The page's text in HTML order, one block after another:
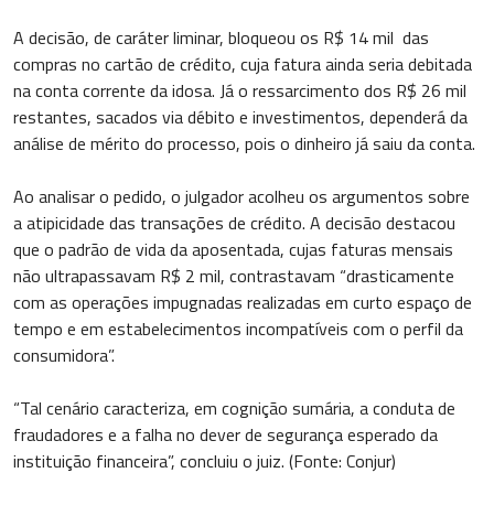
A decisão, de caráter liminar, bloqueou os R$ 14 mil das
compras no cartão de crédito, cuja fatura ainda seria debitada
na conta corrente da idosa. Já o ressarcimento dos R$ 26 mil
restantes, sacados via débito e investimentos, dependerá da
análise de mérito do processo, pois o dinheiro já saiu da conta.
Ao analisar o pedido, o julgador acolheu os argumentos sobre
a atipicidade das transações de crédito. A decisão destacou
que o padrão de vida da aposentada, cujas faturas mensais
não ultrapassavam R$ 2 mil, contrastavam “drasticamente
com as operações impugnadas realizadas em curto espaço de
tempo e em estabelecimentos incompatíveis com o perfil da
consumidora”.
“Tal cenário caracteriza, em cognição sumária, a conduta de
fraudadores e a falha no dever de segurança esperado da
instituição financeira”, concluiu o juiz. (Fonte: Conjur)